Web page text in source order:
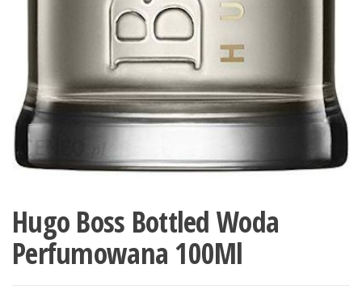
Hugo Boss Bottled Woda
Perfumowana 100Ml